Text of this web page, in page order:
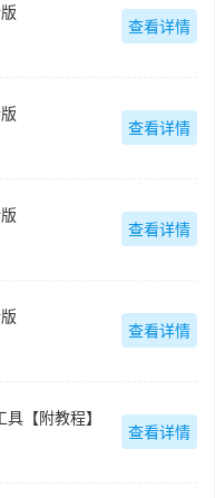
查看详情
查看详情
查看详情
查看详情
【附教程】
查看详情